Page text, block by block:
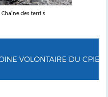
Chaîne des terrils
VOLONTAIRE DU CPIE